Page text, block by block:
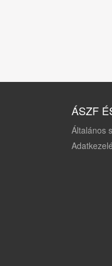
ÁSZF
Általános